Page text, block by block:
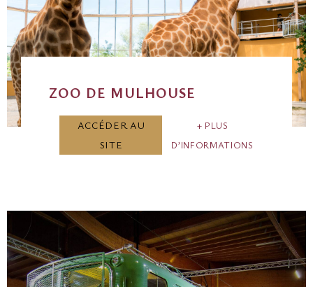
ZOO DE MULHOUSE
ACCÉDER AU
SITE
PLUS
D’INFORMATIONS